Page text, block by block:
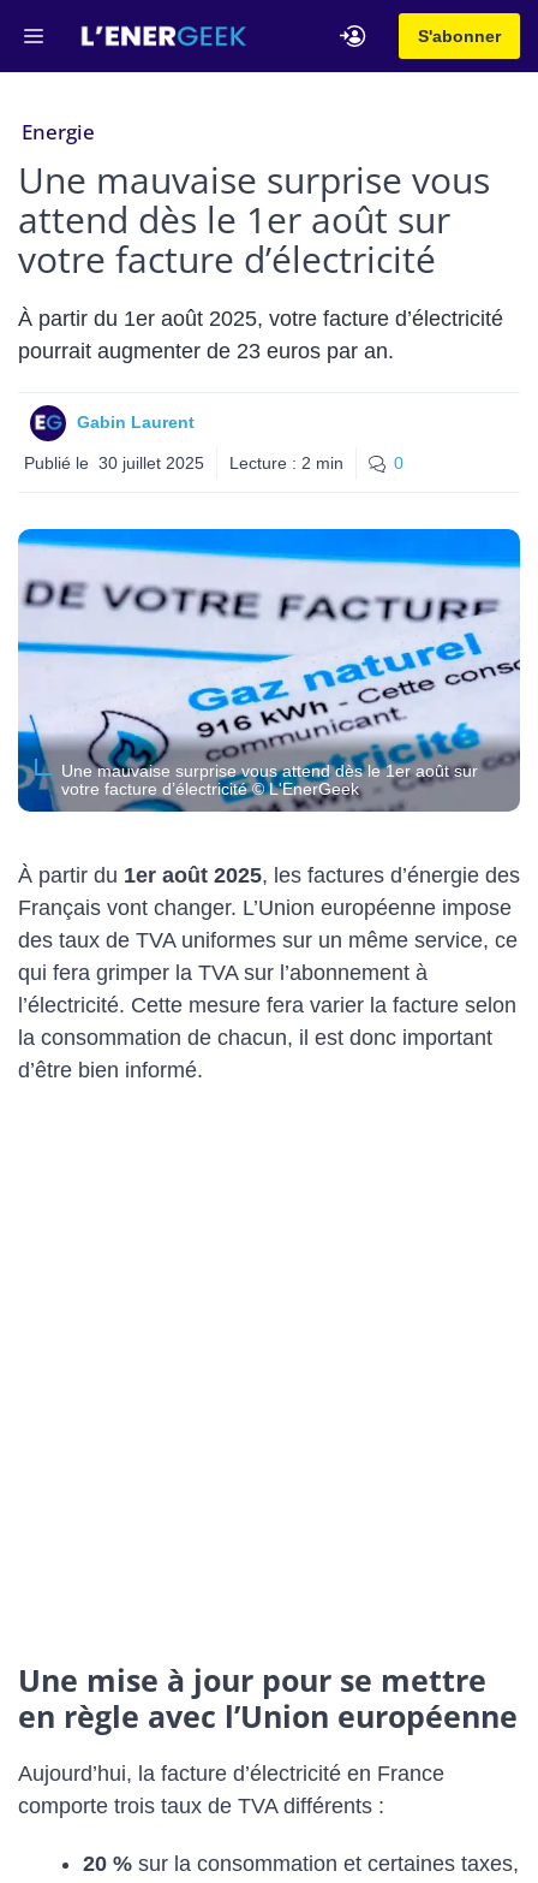
contenu
S'abonner
Menu
Energie
Une mauvaise surprise vous
attend dès le 1er août sur
votre facture d’électricité
À partir du 1er août 2025, votre facture d’électricité
pourrait augmenter de 23 euros par an.
Gabin Laurent
Publié le 30 juillet 2025 Lecture : 2 min 0
Une mauvaise surprise vous attend dès le 1er août sur
votre facture d’électricité © L'EnerGeek
À partir du 1er août 2025, les factures d’énergie des
Français vont changer. L’Union européenne impose
des taux de TVA uniformes sur un même service, ce
qui fera grimper la TVA sur l’abonnement à
l’électricité. Cette mesure fera varier la facture selon
la consommation de chacun, il est donc important
d’être bien informé.
Une mise à jour pour se mettre
en règle avec l’Union européenne
Aujourd’hui, la facture d’électricité en France
comporte trois taux de TVA différents :
20 % sur la consommation et certaines taxes,